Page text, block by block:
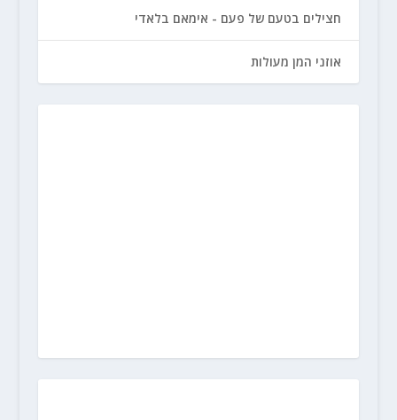
חצילים בטעם של פעם - אימאם בלאדי
אוזני המן מעולות